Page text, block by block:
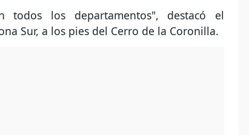
los departamentos", destacó el
Sur, a los pies del Cerro de la Coronilla.